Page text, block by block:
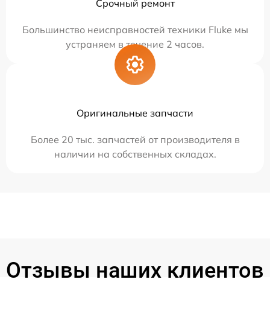
Срочный ремонт
Большинство неисправностей техники Fluke мы
устраняем в течение 2 часов.
Оригинальные запчасти
Более 20 тыс. запчастей от производителя в
наличии на собственных складах.
Отзывы наших клиентов